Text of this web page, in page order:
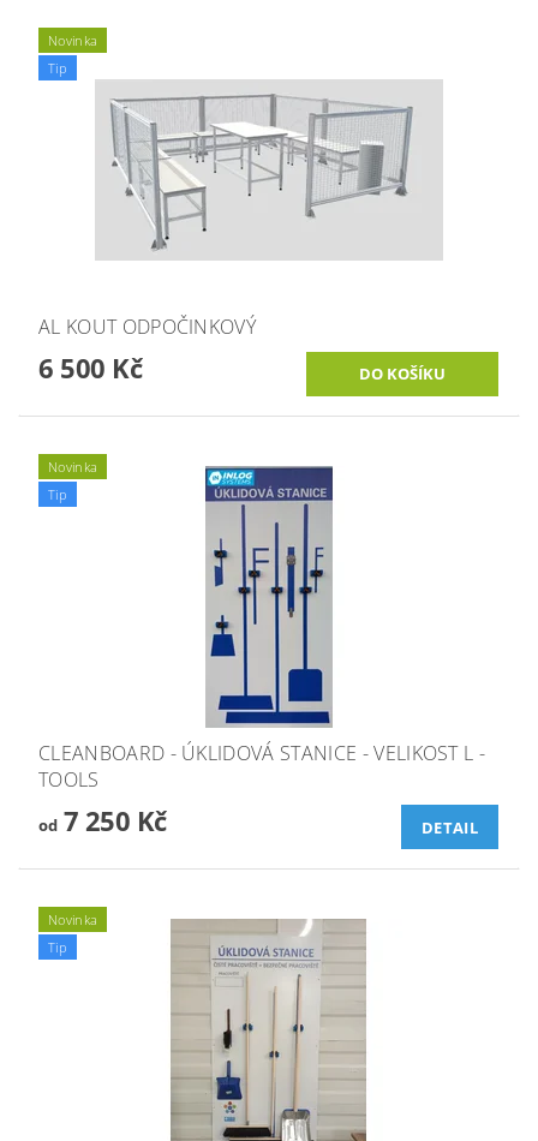
Novinka
Tip
AL KOUT ODPOČINKOVÝ
6 500 Kč
Novinka
Tip
CLEANBOARD - ÚKLIDOVÁ STANICE - VELIKOST L -
TOOLS
od7 250 Kč DETAIL
Novinka
Tip